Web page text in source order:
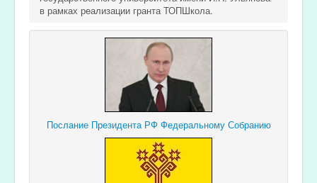
в рамках реализации гранта ТОПШкола.
Послание Президента РФ Федеральному Собранию